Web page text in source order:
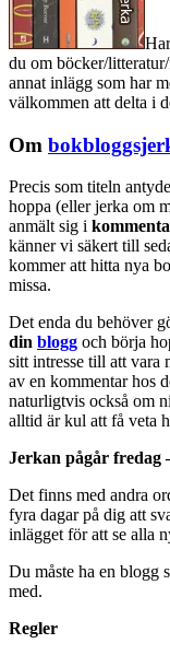
du om böcker/
annat inlägg som har
välkommen att delta i
Om
Precis som titeln
hoppa (eller jerka om
anmält sig i
känner vi säkert till
kommer att hitta nya
missa.
Det enda du behöver
din blogg och börja
sitt intresse till att vara
av en kommentar hos
naturligtvis också om
alltid är kul att få veta
Jerkan pågår fredag
Det finns med andra
fyra dagar på dig att
inlägget för att se alla
Du måste ha en blogg
med.
Regler